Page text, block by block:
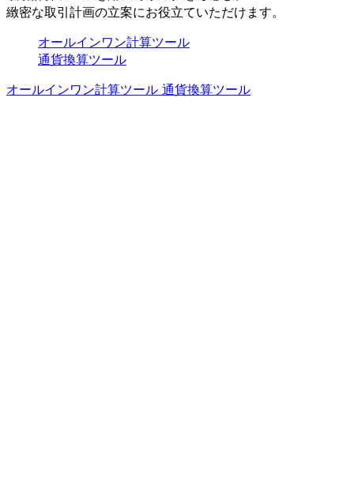
緻密な取引計画の立案にお役立ていただけます。
オールインワン計算ツール
通貨換算ツール
オールインワン計算ツール 通貨換算ツール